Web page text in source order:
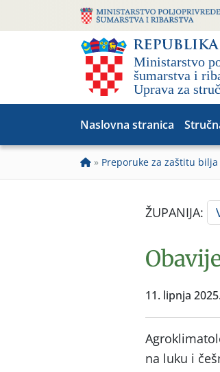
Naslovna stranica
» Preporuke za zaštitu bilja
ŽUPANIJA:
11. lipnja 2025.
na luku i